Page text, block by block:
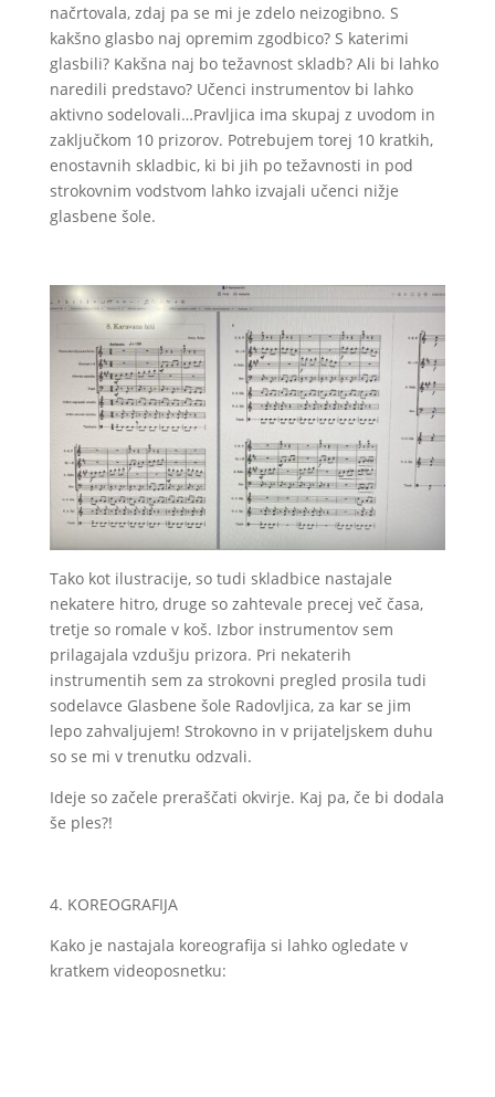
načrtovala, zdaj pa se mi je zdelo neizogibno. S
kakšno glasbo naj opremim zgodbico? S katerimi
glasbili? Kakšna naj bo težavnost skladb? Ali bi lahko
naredili predstavo? Učenci instrumentov bi lahko
aktivno sodelovali…Pravljica ima skupaj z uvodom in
zaključkom 10 prizorov. Potrebujem torej 10 kratkih,
enostavnih skladbic, ki bi jih po težavnosti in pod
strokovnim vodstvom lahko izvajali učenci nižje
glasbene šole.
Tako kot ilustracije, so tudi skladbice nastajale
nekatere hitro, druge so zahtevale precej več časa,
tretje so romale v koš. Izbor instrumentov sem
prilagajala vzdušju prizora. Pri nekaterih
instrumentih sem za strokovni pregled prosila tudi
sodelavce Glasbene šole Radovljica, za kar se jim
lepo zahvaljujem! Strokovno in v prijateljskem duhu
so se mi v trenutku odzvali.
Ideje so začele preraščati okvirje. Kaj pa, če bi dodala
še ples?!
4. KOREOGRAFIJA
Kako je nastajala koreografija si lahko ogledate v
kratkem videoposnetku: